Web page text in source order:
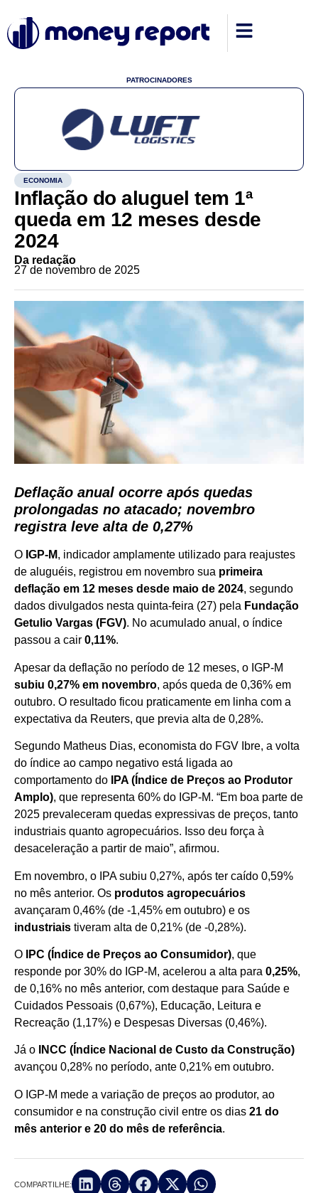
PATROCINADORES
ECONOMIA
Inflação do aluguel tem 1ª
queda em 12 meses desde
2024
Da redação
27 de novembro de 2025
Deflação anual ocorre após quedas
prolongadas no atacado; novembro
registra leve alta de 0,27%
O IGP-M, indicador amplamente utilizado para reajustes
de aluguéis, registrou em novembro sua primeira
deflação em 12 meses desde maio de 2024, segundo
dados divulgados nesta quinta-feira (27) pela Fundação
Getulio Vargas (FGV). No acumulado anual, o índice
passou a cair 0,11%.
Apesar da deflação no período de 12 meses, o IGP-M
subiu 0,27% em novembro, após queda de 0,36% em
outubro. O resultado ficou praticamente em linha com a
expectativa da Reuters, que previa alta de 0,28%.
Segundo Matheus Dias, economista do FGV Ibre, a volta
do índice ao campo negativo está ligada ao
comportamento do
IPA (Índice de Preços ao Produtor
Amplo), que representa 60% do IGP-M. “Em boa parte de
2025 prevaleceram quedas expressivas de preços, tanto
industriais quanto agropecuários. Isso deu força à
desaceleração a partir de maio”, afirmou.
Em novembro, o IPA subiu 0,27%, após ter caído 0,59%
no mês anterior. Os produtos agropecuários
avançaram 0,46% (de -1,45% em outubro) e os
industriais tiveram alta de 0,21% (de -0,28%).
O IPC (Índice de Preços ao Consumidor), que
responde por 30% do IGP-M, acelerou a alta para 0,25%,
de 0,16% no mês anterior, com destaque para Saúde e
Cuidados Pessoais (0,67%), Educação, Leitura e
Recreação (1,17%) e Despesas Diversas (0,46%).
Já o
INCC (Índice Nacional de Custo da Construção)
avançou 0,28% no período, ante 0,21% em outubro.
O IGP-M mede a variação de preços ao produtor, ao
consumidor e na construção civil entre os dias 21 do
mês anterior e 20 do mês de referência.
COMPARTILHE: